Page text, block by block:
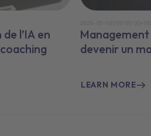
l’IA en
devenir un
LEARN MORE